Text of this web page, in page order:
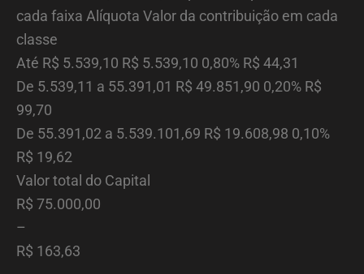
cada faixa Alíquota Valor da contribuição em cada
classe
Até R$ 5.539,10 R$ 5.539,10 0,80% R$ 44,31
De 5.539,11 a 55.391,01 R$ 49.851,90 0,20% R$
99,70
De 55.391,02 a 5.539.101,69 R$ 19.608,98 0,10%
R$ 19,62
Valor total do Capital
R$ 75.000,00
–
R$ 163,63